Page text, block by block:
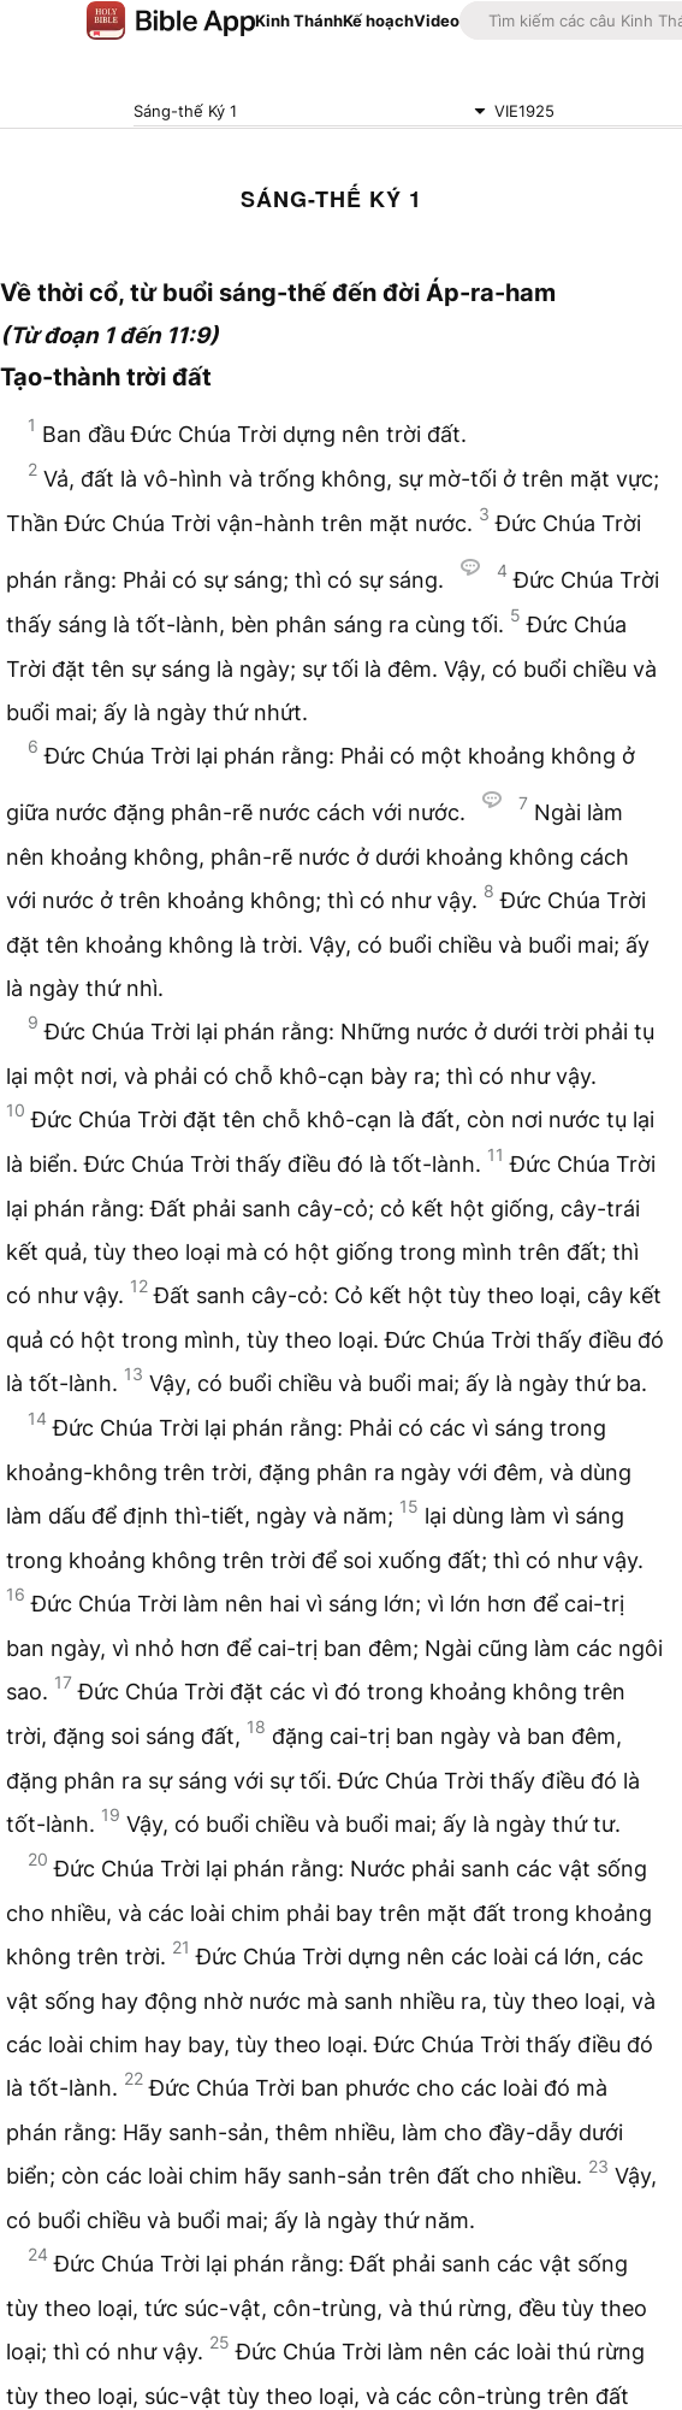
Kinh ThánhKế hoạchVideo
Sáng-thế Ký 1 VIE1925
SÁNG-THẾ KÝ 1
Về thời cổ, từ buổi sáng-thế đến đời Áp-ra-ham
(Từ đoạn 1 đến 11:9)
Tạo-thành trời đất
1 Ban đầu Đức Chúa Trời dựng nên trời đất.
2 Vả, đất là vô-hình và trống không, sự mờ-tối ở trên mặt vực;
Thần Đức Chúa Trời vận-hành trên mặt nước. 3 Đức Chúa Trời
phán rằng: Phải có sự sáng; thì có sự sáng. 4 Đức Chúa Trời
thấy sáng là tốt-lành, bèn phân sáng ra cùng tối. 5 Đức Chúa
Trời đặt tên sự sáng là ngày; sự tối là đêm. Vậy, có buổi chiều và
buổi mai; ấy là ngày thứ nhứt.
6 Đức Chúa Trời lại phán rằng: Phải có một khoảng không ở
giữa nước đặng phân-rẽ nước cách với nước. 7 Ngài làm
nên khoảng không, phân-rẽ nước ở dưới khoảng không cách
với nước ở trên khoảng không; thì có như vậy. 8 Đức Chúa Trời
đặt tên khoảng không là trời. Vậy, có buổi chiều và buổi mai; ấy
là ngày thứ nhì.
9 Đức Chúa Trời lại phán rằng: Những nước ở dưới trời phải tụ
lại một nơi, và phải có chỗ khô-cạn bày ra; thì có như vậy.
10 Đức Chúa Trời đặt tên chỗ khô-cạn là đất, còn nơi nước tụ lại
là biển. Đức Chúa Trời thấy điều đó là tốt-lành. 11 Đức Chúa Trời
lại phán rằng: Đất phải sanh cây-cỏ; cỏ kết hột giống, cây-trái
kết quả, tùy theo loại mà có hột giống trong mình trên đất; thì
có như vậy. 12 Đất sanh cây-cỏ: Cỏ kết hột tùy theo loại, cây kết
quả có hột trong mình, tùy theo loại. Đức Chúa Trời thấy điều đó
là tốt-lành. 13 Vậy, có buổi chiều và buổi mai; ấy là ngày thứ ba.
14 Đức Chúa Trời lại phán rằng: Phải có các vì sáng trong
khoảng-không trên trời, đặng phân ra ngày với đêm, và dùng
làm dấu để định thì-tiết, ngày và năm; 15 lại dùng làm vì sáng
trong khoảng không trên trời để soi xuống đất; thì có như vậy.
16 Đức Chúa Trời làm nên hai vì sáng lớn; vì lớn hơn để cai-trị
ban ngày, vì nhỏ hơn để cai-trị ban đêm; Ngài cũng làm các ngôi
sao. 17 Đức Chúa Trời đặt các vì đó trong khoảng không trên
trời, đặng soi sáng đất, 18 đặng cai-trị ban ngày và ban đêm,
đặng phân ra sự sáng với sự tối. Đức Chúa Trời thấy điều đó là
tốt-lành. 19 Vậy, có buổi chiều và buổi mai; ấy là ngày thứ tư.
20 Đức Chúa Trời lại phán rằng: Nước phải sanh các vật sống
cho nhiều, và các loài chim phải bay trên mặt đất trong khoảng
không trên trời. 21 Đức Chúa Trời dựng nên các loài cá lớn, các
vật sống hay động nhờ nước mà sanh nhiều ra, tùy theo loại, và
các loài chim hay bay, tùy theo loại. Đức Chúa Trời thấy điều đó
là tốt-lành. 22 Đức Chúa Trời ban phước cho các loài đó mà
phán rằng: Hãy sanh-sản, thêm nhiều, làm cho đầy-dẫy dưới
biển; còn các loài chim hãy sanh-sản trên đất cho nhiều. 23 Vậy,
có buổi chiều và buổi mai; ấy là ngày thứ năm.
24 Đức Chúa Trời lại phán rằng: Đất phải sanh các vật sống
tùy theo loại, tức súc-vật, côn-trùng, và thú rừng, đều tùy theo
loại; thì có như vậy. 25 Đức Chúa Trời làm nên các loài thú rừng
tùy theo loại, súc-vật tùy theo loại, và các côn-trùng trên đất